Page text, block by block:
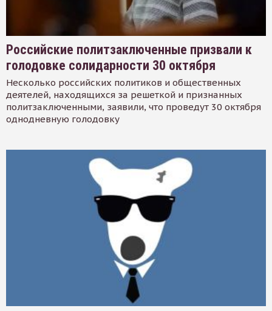
Российские политзаключенные призвали к
голодовке солидарности 30 октября
Несколько российских политиков и общественных
деятелей, находящихся за решеткой и признанных
политзаключенными, заявили, что проведут 30 октября
однодневную голодовку